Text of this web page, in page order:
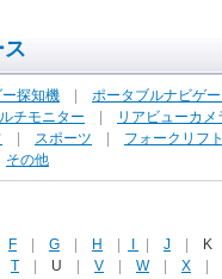
探知機
ポータブルナビゲ
チモニター
リアビューカメ
スポーツ
フォークリフ
その他
F G H J K
T U V W| X